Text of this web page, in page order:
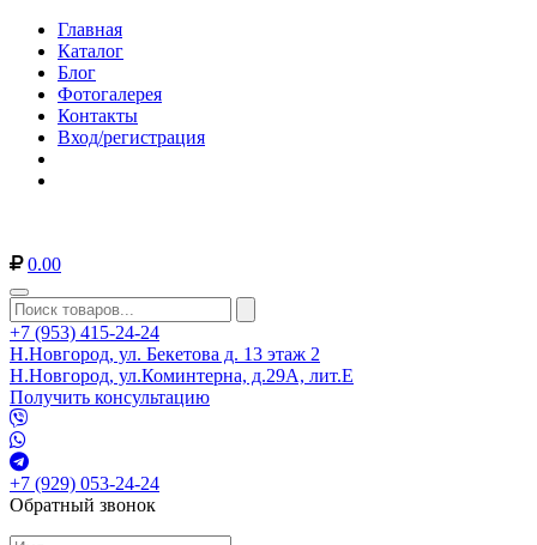
Главная
Каталог
Блог
Фотогалерея
Контакты
Вход/регистрация
0.00
+7 (953) 415-24-24
Н.Новгород, ул. Бекетова д. 13 этаж 2
Н.Новгород, ул.Коминтерна, д.29А, лит.Е
Получить консультацию
+7 (929) 053-24-24
Обратный звонок